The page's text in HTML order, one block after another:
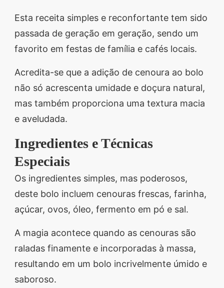
Esta receita simples e reconfortante tem sido
passada de geração em geração, sendo um
favorito em festas de família e cafés locais.
Acredita-se que a adição de cenoura ao bolo
não só acrescenta umidade e doçura natural,
mas também proporciona uma textura macia
e aveludada.
Ingredientes e Técnicas
Especiais
Os ingredientes simples, mas poderosos,
deste bolo incluem cenouras frescas, farinha,
açúcar, ovos, óleo, fermento em pó e sal.
A magia acontece quando as cenouras são
raladas finamente e incorporadas à massa,
resultando em um bolo incrivelmente úmido e
saboroso.